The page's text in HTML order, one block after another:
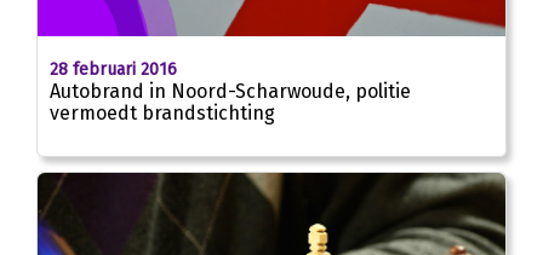
28 februari 2016
Autobrand in Noord-Scharwoude, politie
vermoedt brandstichting